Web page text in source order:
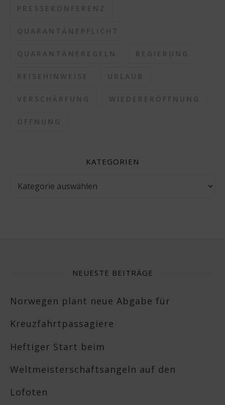
PRESSEKONFERENZ
QUARANTÄNEPFLICHT
QUARANTÄNEREGELN REGIERUNG
REISEHINWEISE URLAUB
VERSCHÄRFUNG WIEDERERÖFFNUNG
ÖFFNUNG
KATEGORIEN
NEUESTE BEITRÄGE
Norwegen plant neue Abgabe für
Kreuzfahrtpassagiere
Heftiger Start beim
Weltmeisterschaftsangeln auf den
Lofoten